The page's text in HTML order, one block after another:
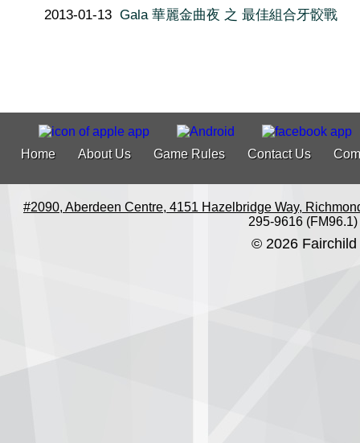
2013-01-13 Gala 華麗金曲夜 之 最佳組合牙骹戰
Home About Us Game Rules Contact Us
#2090, Aberdeen Centre, 4151 Hazelbridge Way,
295-9616 (FM96.1)
© 2026 Fairchild